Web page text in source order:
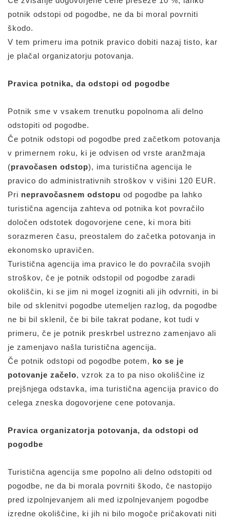
potnik odstopi od pogodbe, ne da bi moral povrniti
škodo.
V tem primeru ima potnik pravico dobiti nazaj tisto, kar
je plačal organizatorju potovanja.
Pravica potnika, da odstopi od pogodbe
Potnik sme v vsakem trenutku popolnoma ali delno
odstopiti od pogodbe.
Če potnik odstopi od pogodbe pred začetkom potovanja
v primernem roku, ki je odvisen od vrste aranžmaja
(pravočasen odstop), ima turistična agencija le
pravico do administrativnih stroškov v višini 120 EUR.
Pri nepravočasnem odstopu od pogodbe pa lahko
turistična agencija zahteva od potnika kot povračilo
določen odstotek dogovorjene cene, ki mora biti
sorazmeren času, preostalem do začetka potovanja in
ekonomsko upravičen.
Turistična agencija ima pravico le do povračila svojih
stroškov, če je potnik odstopil od pogodbe zaradi
okoliščin, ki se jim ni mogel izogniti ali jih odvrniti, in bi
bile od sklenitvi pogodbe utemeljen razlog, da pogodbe
ne bi bil sklenil, če bi bile takrat podane, kot tudi v
primeru, če je potnik preskrbel ustrezno zamenjavo ali
je zamenjavo našla turistična agencija.
Če potnik odstopi od pogodbe potem, ko se je
potovanje začelo, vzrok za to pa niso okoliščine iz
prejšnjega odstavka, ima turistična agencija pravico do
celega zneska dogovorjene cene potovanja.
Pravica organizatorja potovanja, da odstopi od
pogodbe
Turistična agencija sme popolno ali delno odstopiti od
pogodbe, ne da bi morala povrniti škodo, če nastopijo
pred izpolnjevanjem ali med izpolnjevanjem pogodbe
izredne okoliščine, ki jih ni bilo mogoče pričakovati niti